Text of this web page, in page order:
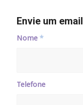
Envie um email
Nome *
Telefone